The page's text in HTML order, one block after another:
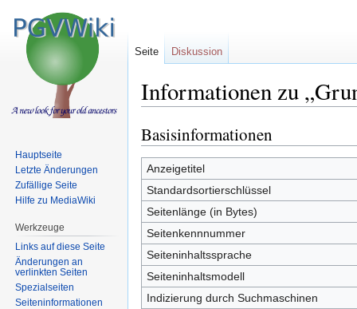
Informationen zu
Zur
Navigation
springen
Zur
Suche
springen
Basisinformationen
Anzeigetitel
Standardsortierschlüssel
Seitenlänge (in Bytes)
Seitenkennnummer
Seiteninhaltssprache
Seiteninhaltsmodell
Indizierung durch Suchmaschinen
Seite Diskussion
Hauptseite
Letzte Änderungen
Zufällige Seite
Hilfe zu MediaWiki
Werkzeuge
Links auf diese Seite
Änderungen an
verlinkten Seiten
Spezialseiten
Seiten­informationen